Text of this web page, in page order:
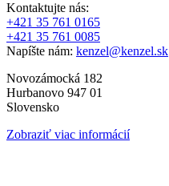
Kontaktujte nás:
+421 35 761 0165
+421 35 761 0085
Napíšte nám: kenzel@kenzel.sk
Novozámocká 182
Hurbanovo 947 01
Slovensko
Zobraziť viac informácií